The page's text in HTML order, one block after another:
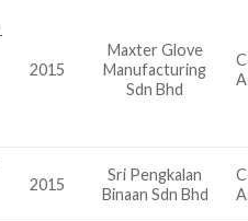
2015
Maxter Glove
Manufacturing
Sdn Bhd
2015
Sri Pengkalan
Binaan Sdn Bhd